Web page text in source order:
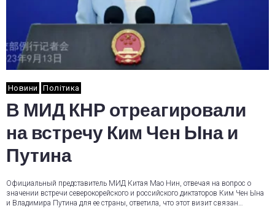
Новини Політика
В МИД КНР отреагировали
на встречу Ким Чен Ына и
Путина
Официальный представитель МИД Китая Мао Нин, отвечая на вопрос о
значении встречи северокорейского и российского диктаторов Ким Чен Ына
и Владимира Путина для ее страны, ответила, что этот визит связан…